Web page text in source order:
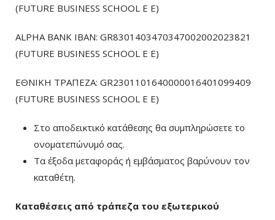
(FUTURE BUSINESS SCHOOL E E)
ALPHA BANK IBAN: GR8301403470347002002023821
(FUTURE BUSINESS SCHOOL E E)
ΕΘΝΙΚΗ ΤΡΑΠΕΖΑ: GR2301101640000016401099409
(FUTURE BUSINESS SCHOOL E E)
Στο αποδεικτικό κατάθεσης θα συμπληρώσετε το
ονοματεπώνυμό σας.
Τα έξοδα μεταφοράς ή εμβάσματος βαρύνουν τον
καταθέτη.
Καταθέσεις από τράπεζα του εξωτερικού